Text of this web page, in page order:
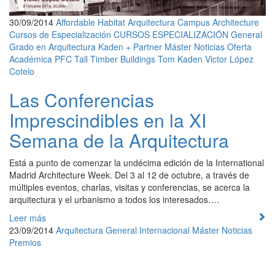
30/09/2014 Affordable Habitat Arquitectura Campus Architecture
Cursos de Especialización CURSOS ESPECIALIZACIÓN General
Grado en Arquitectura Kaden + Partner Máster Noticias Oferta
Académica PFC Tall Timber Buildings Tom Kaden Victor López
Cotelo
Las Conferencias
Imprescindibles en la XI
Semana de la Arquitectura
Está a punto de comenzar la undécima edición de la International
Madrid Architecture Week. Del 3 al 12 de octubre, a través de
múltiples eventos, charlas, visitas y conferencias, se acerca la
arquitectura y el urbanismo a todos los interesados….
Leer más
23/09/2014 Arquitectura General Internacional Máster Noticias
Premios